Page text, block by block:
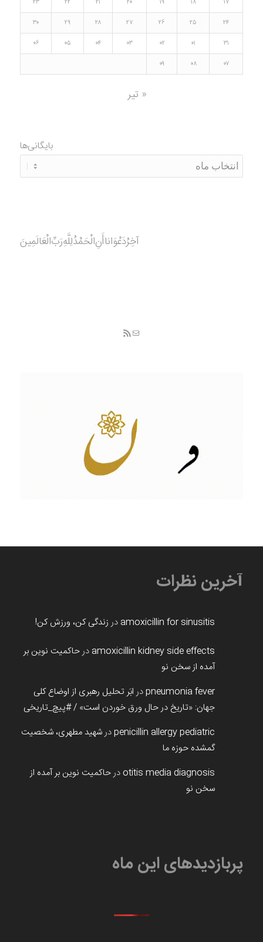
۱۷
۱۸ ۱۹ ۲۰ ۲۱ ۲۲
۲۳
۲۴
۲۵ ۲۶ ۲۷ ۲۸ ۲۹
۳۰
۳۱
۰۱ ۰۲ ۰۳ ۰۴ ۰۵
۰۶
۰۷
۰۸ ۰۹
« تیر
بایگانی‌ها
آخِرُدَعْوَانا‌أَنِ‌الْحَمْدُ‌‌‌لِلَّهِ‌رَبِّ‌الْعَالَمِينَ
آخرین نظرات
amoxicillin for sinusitis در زندگی کن، ورزش کن!
amoxicillin kidney side effects درحاکمیت نوین بر
آمده از سخن نو
pneumonia feverدر ابَر تحلیل رهبری از اوضاع کلی
جهان: «تاریخ در حال ورق خوردن است» / #پیچ_تاریخی
penicillin allergy pediatricدرشهید مطهری، شخصیت
گمشده حوزه ما
otitis media diagnosisدرحاکمیت نوین بر آمده از
سخن نو
پربازدیدهای این ماه